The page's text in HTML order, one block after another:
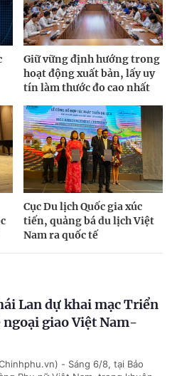
Giữ vững định hướng trong
hoạt động xuất bản, lấy uy
tín làm thước đo cao nhất
Cục Du lịch Quốc gia xúc
tiến, quảng bá du lịch Việt
Nam ra quốc tế
Lan dự khai mạc Triển
giao Việt Nam-
- Sáng 6/8, tại Bảo